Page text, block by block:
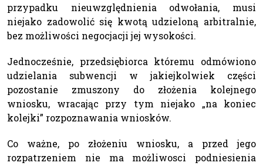
przypadku nieuwzględnienia odwołania, musi
niejako zadowolić się kwotą udzieloną arbitralnie,
bez możliwości negocjacji jej wysokości.
Jednocześnie, przedsiębiorca któremu odmówiono
udzielania subwencji w jakiejkolwiek części
pozostanie zmuszony do złożenia kolejnego
wniosku, wracając przy tym niejako „na koniec
kolejki” rozpoznawania wniosków.
Co ważne, po złożeniu wniosku, a przed jego
rozpatrzeniem nie ma możliwosci podniesienia